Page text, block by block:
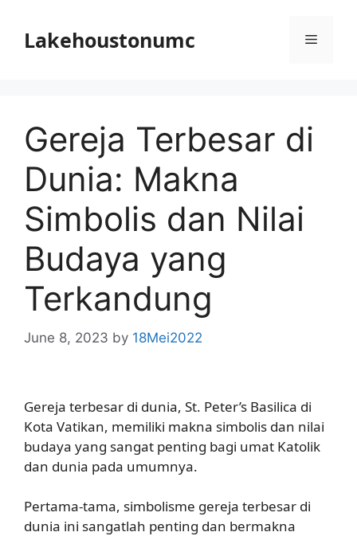
contentLakehoustonumc Menu
Gereja Terbesar di
Dunia: Makna
Simbolis dan Nilai
Budaya yang
Terkandung
June 8, 2023 by 18Mei2022
Gereja terbesar di dunia, St. Peter’s Basilica di
Kota Vatikan, memiliki makna simbolis dan nilai
budaya yang sangat penting bagi umat Katolik
dan dunia pada umumnya.
Pertama-tama, simbolisme gereja terbesar di
dunia ini sangatlah penting dan bermakna